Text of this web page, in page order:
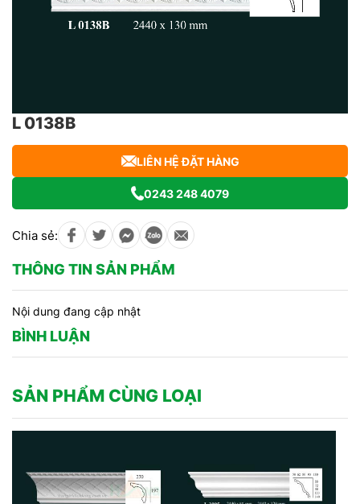
L 0138B
LIÊN HỆ ĐẶT HÀNG
0243 248 4079
Chia sẻ:
THÔNG TIN SẢN PHẨM
Nội dung đang cập nhật
BÌNH LUẬN
SẢN PHẨM CÙNG LOẠI